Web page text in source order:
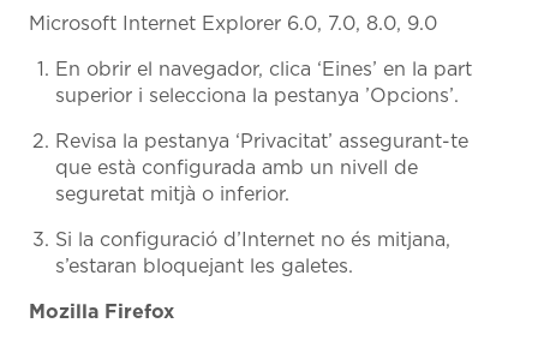
Microsoft Internet Explorer 6.0, 7.0, 8.0, 9.0
En obrir el navegador, clica ‘Eines’ en la part
superior i selecciona la pestanya ’Opcions’.
Revisa la pestanya ‘Privacitat’ assegurant-te
que està configurada amb un nivell de
seguretat mitjà o inferior.
Si la configuració d’Internet no és mitjana,
s’estaran bloquejant les galetes.
Mozilla Firefox